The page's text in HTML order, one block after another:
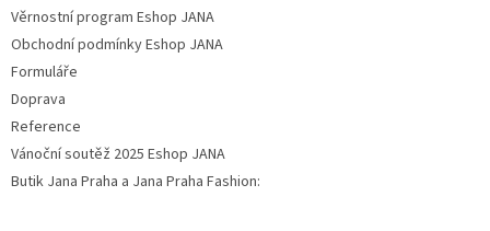
Věrnostní program Eshop JANA
Obchodní podmínky Eshop JANA
Formuláře
Doprava
Reference
Vánoční soutěž 2025 Eshop JANA
Butik Jana Praha a Jana Praha Fashion: